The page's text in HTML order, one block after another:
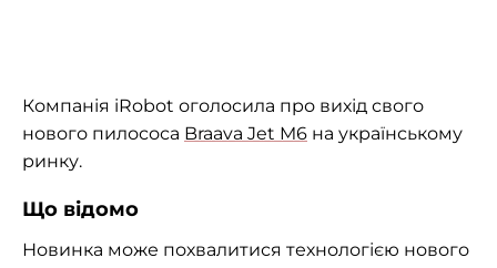
Компанія iRobot оголосила про вихід свого
нового пилососа Braava Jet M6 на українському
ринку.
Що відомо
Новинка може похвалитися технологією нового